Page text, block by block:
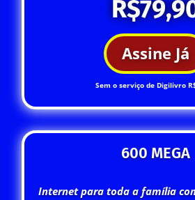
Assine Já
Sem o serviço de Digilivro
600 MEGA
Internet para toda a família